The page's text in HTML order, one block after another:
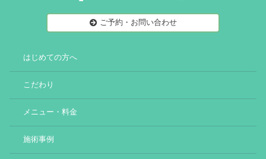
ご予約・お問い合わせ
はじめての方へ
こだわり
メニュー・料金
施術事例